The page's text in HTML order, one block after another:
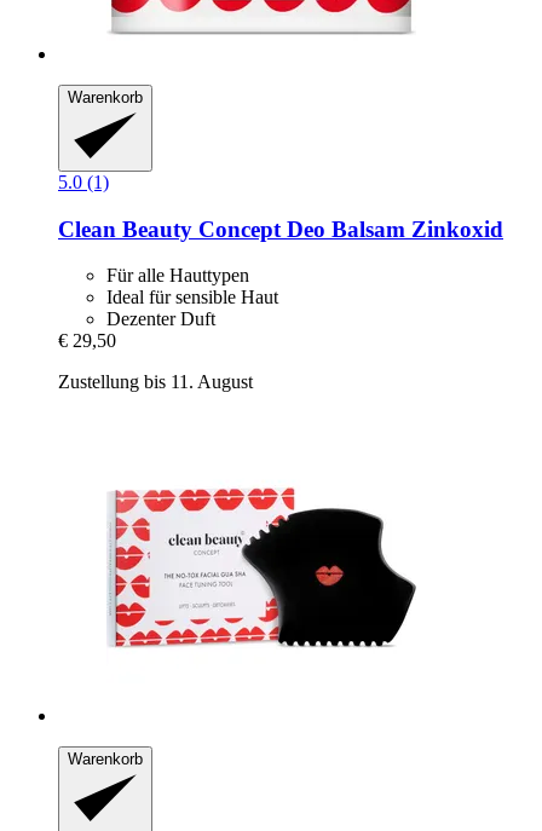
Warenkorb
5.0 (1)
Clean Beauty Concept Deo Balsam Zinkoxid
Für alle Hauttypen
Ideal für sensible Haut
Dezenter Duft
€ 29,50
Zustellung bis 11. August
Warenkorb